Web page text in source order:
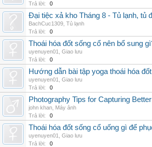
Trả lời:
0
Đại tiệc xả kho Tháng 8 - Tủ lạnh, tủ
BachCuc1309 Tủ lạnh
Trả lời:
0
Thoái hóa đốt sống cổ nên bổ sung
uyenuyen01
Giao lưu
Trả lời:
0
Hướng dẫn bài tập yoga thoái hóa
uyenuyen01
Giao lưu
Trả lời:
0
Photography Tips for Capturing
john khan Máy ảnh
Trả lời:
0
Thoái hóa đốt sống cổ uống gì để
uyenuyen01
Giao lưu
Trả lời:
0